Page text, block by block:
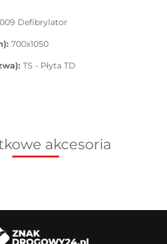
Defibrylator
700x1050
TS - Płyta TD
akcesoria